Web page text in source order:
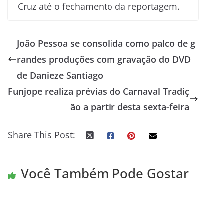
Cruz até o fechamento da reportagem.
João Pessoa se consolida como palco de g
randes produções com gravação do DVD
de Danieze Santiago
Funjope realiza prévias do Carnaval Tradiç
ão a partir desta sexta-feira
Share This Post:
Você Também Pode Gostar